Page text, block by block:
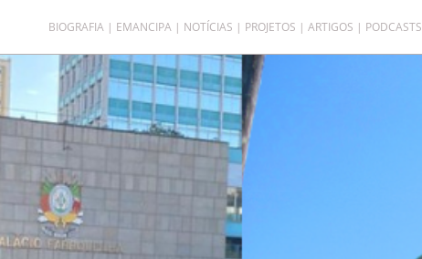
BIOGRAFIA EMANCIPA NOTÍCIAS PROJETOS ARTIGOS PODCASTS